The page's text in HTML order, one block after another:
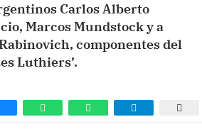
Carlos Alberto
Marcos Mundstock y a
componentes del
Luthiers’.